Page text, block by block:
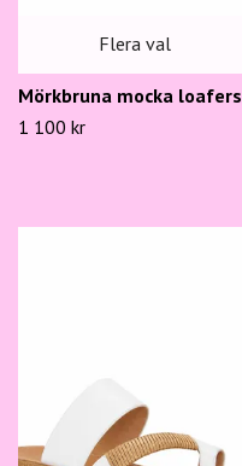
Flera val
Mörkbruna mocka loafers
1 100 kr